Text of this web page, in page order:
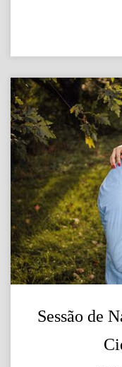
Sessão de